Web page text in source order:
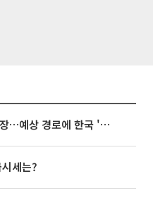
태풍 '돌핀' 이어 '찬홈' 등장…예상 경로에 한국 '한숨'
세는?